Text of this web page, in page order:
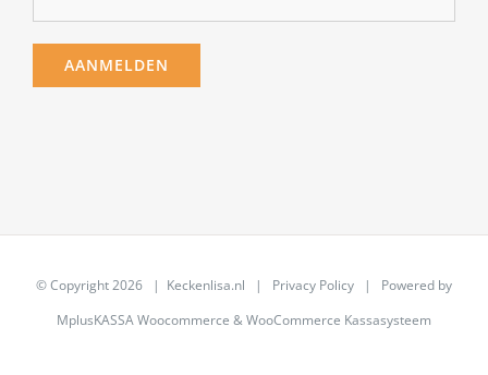
© Copyright2026 | Keckenlisa.nl | Privacy Policy | Powered by
MplusKASSA Woocommerce &WooCommerce Kassasysteem